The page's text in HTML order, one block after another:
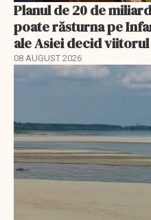
Planul de 20 de
poate răsturna pe
ale Asiei decid viitorul
08 AUGUST 2026